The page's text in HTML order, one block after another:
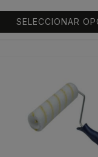
de
precios:
1,75€
SELECCIONAR